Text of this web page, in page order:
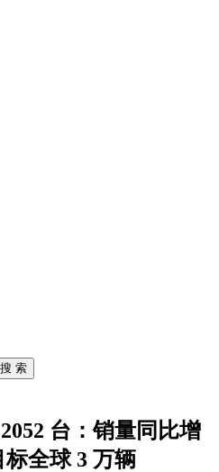
搜 索
台：销量同比增
标全球 3 万辆